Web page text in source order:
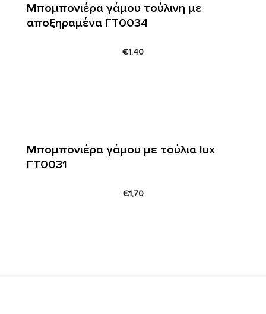
Μπομπονιέρα γάμου τούλινη με
αποξηραμένα ΓΤ0034
€1,40
Μπομπονιέρα γάμου με τούλια lux
ΓΤ0031
€1,70